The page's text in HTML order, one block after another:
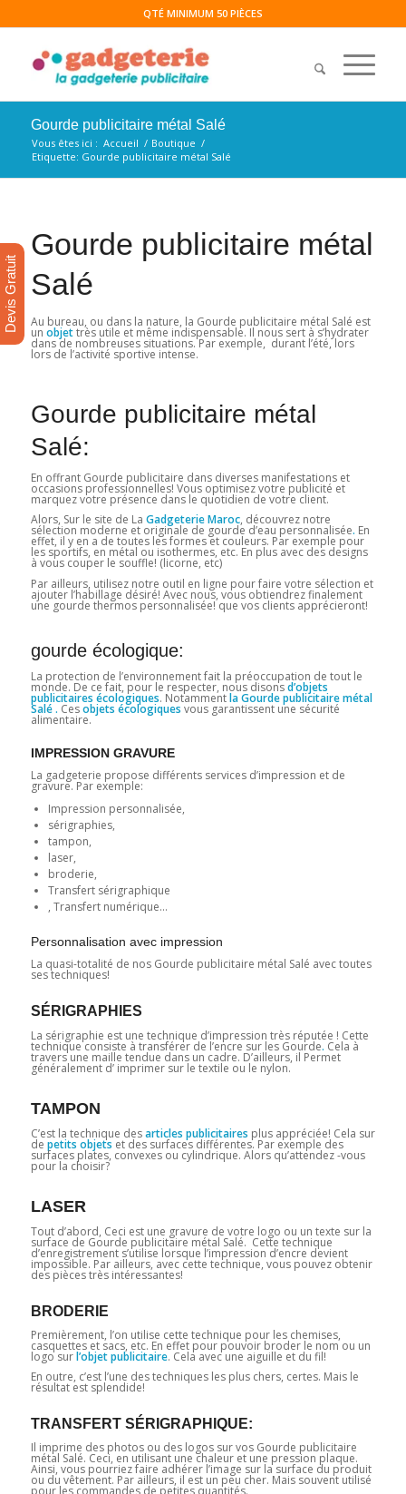
QTÉ MINIMUM 50 PIÈCES
Gourde publicitaire métal Salé
Vous êtes ici : Accueil / Boutique /
Etiquette: Gourde publicitaire métal Salé
Gourde publicitaire métal
Salé
Au bureau, ou dans la nature, la Gourde publicitaire métal Salé est
un objettrès utile et même indispensable. Il nous sert à s’hydrater
dans de nombreuses situations. Par exemple, durant l’été, lors
lors de l’activité sportive intense.
Gourde publicitaire métal
Salé:
En offrant Gourde publicitaire dans diverses manifestations et
occasions professionnelles! Vous optimisez votre publicité et
marquez votre présence dans le quotidien de votre client.
Alors, Sur le site de La Gadgeterie Maroc, découvrez notre
sélection moderne et originale de gourde d’eau personnalisée. En
effet, il y en a de toutes les formes et couleurs. Par exemple pour
les sportifs, en métal ou isothermes, etc. En plus avec des designs
à vous couper le souffle! (licorne, etc)
Par ailleurs, utilisez notre outil en ligne pour faire votre sélection et
ajouter l’habillage désiré! Avec nous, vous obtiendrez finalement
une gourde thermos personnalisée! que vos clients apprécieront!
gourde écologique:
La protection de l’environnement fait la préoccupation de tout le
monde. De ce fait, pour le respecter, nous disonsd’objets
publicitaires écologiques. Notammentla Gourde publicitaire métal
Salé . Cesobjets écologiques vous garantissent une sécurité
alimentaire.
IMPRESSION GRAVURE
La gadgeterie propose différents services d’impression et de
gravure. Par exemple:
Impression personnalisée,
sérigraphies,
tampon,
laser,
broderie,
Transfert sérigraphique
, Transfert numérique…
Personnalisation avec impression
La quasi-totalité de nos Gourde publicitaire métal Salé avec toutes
ses techniques!
SÉRIGRAPHIES
La sérigraphie est une technique d’impression très réputée ! Cette
technique consiste à transférer de l’encre sur les Gourde. Cela à
travers une maille tendue dans un cadre. D’ailleurs, il Permet
généralement d’ imprimer sur le textile ou le nylon.
TAMPON
C’est la technique desarticles publicitaires plus appréciée! Cela sur
de petits objets et des surfaces différentes. Par exemple des
surfaces plates, convexes ou cylindrique. Alors qu’attendez -vous
pour la choisir?
LASER
Tout d’abord, Ceci est une gravure de votre logo ou un texte sur la
surface de Gourde publicitaire métal Salé. Cette technique
d’enregistrement s’utilise lorsque l’impression d’encre devient
impossible. Par ailleurs, avec cette technique, vous pouvez obtenir
des pièces très intéressantes!
BRODERIE
Premièrement, l’on utilise cette technique pour les chemises,
casquettes et sacs, etc. En effet pour pouvoir broder le nom ou un
logo surl’objet publicitaire. Cela avec une aiguille et du fil!
En outre, c’est l’une des techniques les plus chers, certes. Mais le
résultat est splendide!
TRANSFERT SÉRIGRAPHIQUE:
Il imprime des photos ou des logos sur vos Gourde publicitaire
métal Salé. Ceci, en utilisant une chaleur et une pression plaque.
Ainsi, vous pourriez faire adhérer l’image sur la surface du produit
ou du vêtement. Par ailleurs, il est un peu cher. Mais souvent utilisé
Devis Gratuit